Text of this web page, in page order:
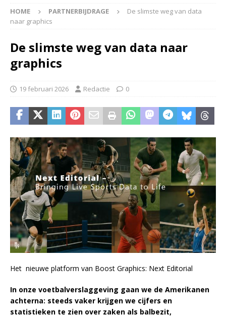
HOME PARTNERBIJDRAGE
De slimste weg van data
naar graphics
De slimste weg van data naar
graphics
19 februari 2026 Redactie 0
Het nieuwe platform van Boost Graphics: Next Editorial
In onze voetbalverslaggeving gaan we de Amerikanen
achterna: steeds vaker krijgen we cijfers en
statistieken te zien over zaken als balbezit,